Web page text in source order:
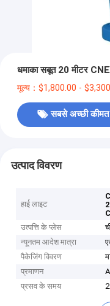
धमाका सबूत 20 मीटर
मूल्य：$1,800.00 -
सबसे अच्छी कीमत
उत्पाद विवरण
हाई लाइट
उत्पत्ति के प्लेस
न्यूनतम आदेश मात्रा
पैकेजिंग विवरण
प्रमाणन
प्रसव के समय